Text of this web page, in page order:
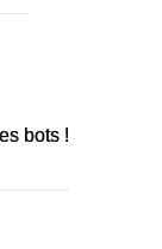
bots !